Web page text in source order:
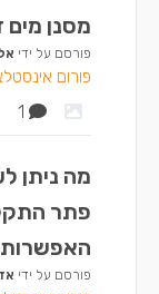
מסנן
פורסם על ידי
פורום
1
מה ניתן
פתר
פורסם על ידי